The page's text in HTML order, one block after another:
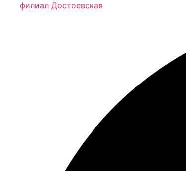
филиал Достоевская